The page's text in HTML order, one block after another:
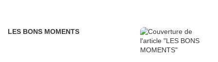
LES BONS MOMENTS